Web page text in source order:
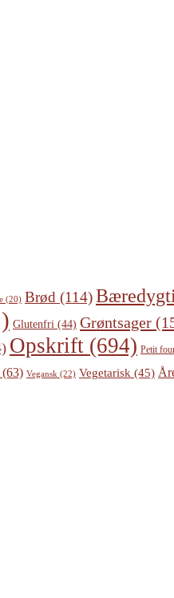
(20) Brød (114)
Glutenfri (44) Grøntsager
Opskrift (694) Petit
(63) Vegansk (22) Vegetarisk (45)